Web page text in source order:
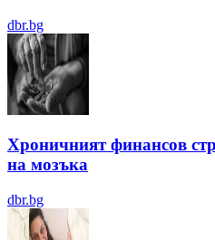
dbr.bg
Хроничният финансов
на мозъка
dbr.bg